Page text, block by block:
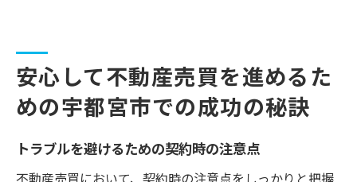
安心して不動産売買を進めるた
めの宇都宮市での成功の秘訣
トラブルを避けるための契約時の注意点